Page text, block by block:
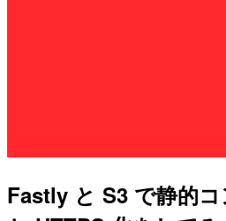
Fastly と S3 で静的